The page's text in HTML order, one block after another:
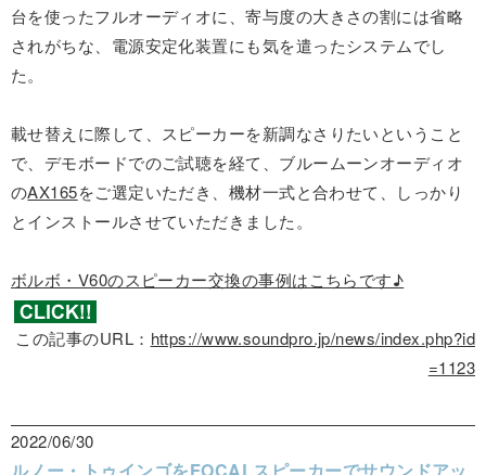
台を使ったフルオーディオに、寄与度の大きさの割には省略
されがちな、電源安定化装置にも気を遣ったシステムでし
た。
載せ替えに際して、スピーカーを新調なさりたいということ
で、デモボードでのご試聴を経て、ブルームーンオーディオ
のAX165をご選定いただき、機材一式と合わせて、しっかり
とインストールさせていただきました。
ボルボ・V60のスピーカー交換の事例はこちらです♪
この記事のURL： https://www.soundpro.jp/news/index.php?id
=1123
2022/06/30